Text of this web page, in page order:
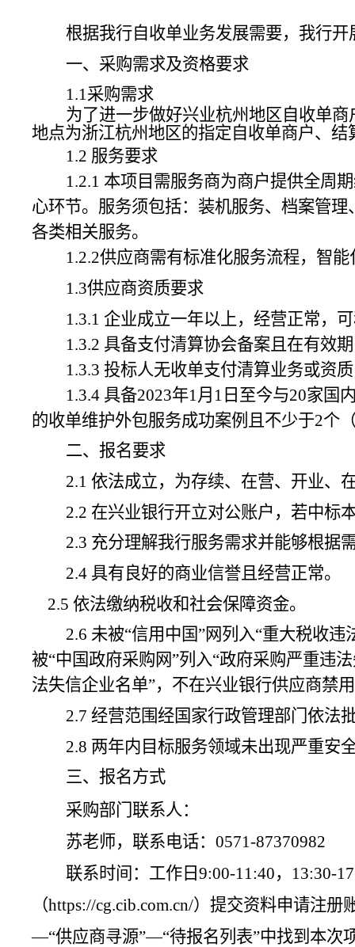
根据我行自收单业务发展需要，我行
一、 采购需求及资格要求
1.1采购需求
为了进一步做好兴业杭州地区自收单商
地点为浙江杭州地区的指定自收单商户、
1.2 服务要求
1.2.1 本项目需服务商为商户提供全周
心环节。服务须包括：装机服务、 档案管理
各类相关服务。
1.2.2供应商需有标准化服务流程， 智能
1.3供应商资质要求
1.3.1 企业成立一年以上，经营正常，
1.3.2 具备支付清算协会备案且在有效
1.3.3 投标人无收单支付清算业务或资
1.3.4 具备2023年1月1日至今与20家国
的收单维护外包服务成功案例 且不少于2个
二、报名要求
2.1 依法成立，为存续、在营、开业、
2.2 在兴业银行开立对公账户，若中标
2.3 充分理解我行服务需求并能够根据
2.4 具有良好的商业信誉且经营正常。
2.5 依法缴纳税收和社会保障资金。
2.6 未被“信用中国”网列入“重大税收
被“中国政府采购网”列入“政府采购严重违
法失信企业名单”，不在兴业银行供应商禁
2.7 经营范围经国家行政管理部门依法
2.8 两年内目标服务领域未出现严重安
三、报名方式
采购部门联系人：
苏老师，联系电话： 0571-87370982
联系时间：工作日 9:00-11:40， 13:30-17
（https://cg.cib.com.cn/）提交资料申请注
—“供应商寻源”—“待报名列表”中找到本次